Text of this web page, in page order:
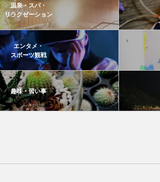
温泉・スパ・
リラクゼーション
エンタメ・
スポーツ観戦
趣味・習い事